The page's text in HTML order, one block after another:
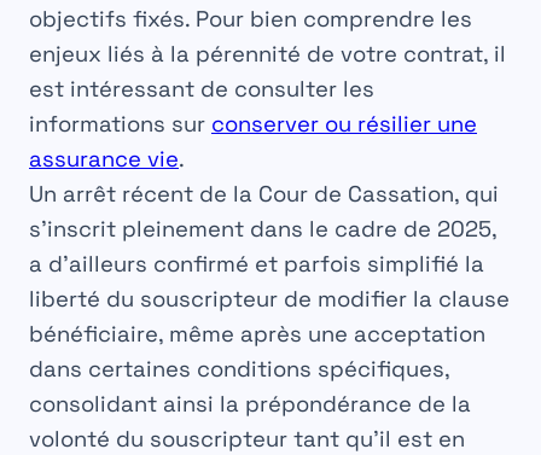
objectifs fixés. Pour bien comprendre les
enjeux liés à la pérennité de votre contrat, il
est intéressant de consulter les
informations sur conserver ou résilier une
assurance vie.
Un arrêt récent de la Cour de Cassation, qui
s’inscrit pleinement dans le cadre de 2025,
a d’ailleurs confirmé et parfois simplifié la
liberté du souscripteur de modifier la clause
bénéficiaire, même après une acceptation
dans certaines conditions spécifiques,
consolidant ainsi la prépondérance de la
volonté du souscripteur tant qu’il est en